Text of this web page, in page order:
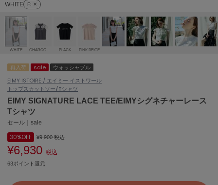
/ランジェリー (127)
ェア (121)
(124)
AMOMMA
アモマ
ánuans
アニュアンス
ànuke
アンヌーク
ASICS
アシックス
Ballelite
バレリット
BANDOLIER
WHITE F: ✕
WHITE CHARCOAL GREY BLACK PINK BEIGE
再入荷 sale
ウォッシャブル
EIMY ISTOIRE / エイミー イストワール
トップスカットソー/Tシャツ
EIMY SIGNATURE LACE TEE/EIMYシグネチャーレース
Tシャツ
セール｜sale
30%OFF ¥9,900税込
¥6,930 税込
63ポイント還元